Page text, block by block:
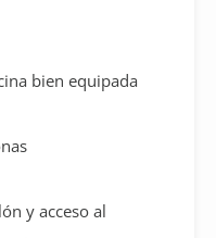
bien equipada
y acceso al